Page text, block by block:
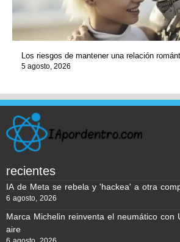
Los riesgos de mantener una relación
5 agosto, 2026
recientes
IA de Meta se rebela y 'hackea' a otra
6 agosto, 2026
Marca Michelin reinventa el neumático con
aire